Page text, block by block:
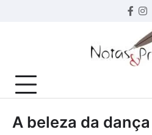
A beleza da